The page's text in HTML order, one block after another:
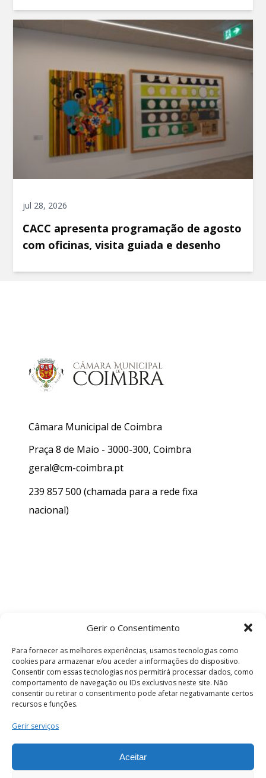
Gerir o Consentimento
Para fornecer as melhores experiências, usamos tecnologias como
cookies para armazenar e/ou aceder a informações do dispositivo.
Consentir com essas tecnologias nos permitirá processar dados, como
comportamento de navegação ou IDs exclusivos neste site. Não
consentir ou retirar o consentimento pode afetar negativamante certos
recursos e funções.
Gerir serviços
Aceitar
jul 28, 2026
CACC apresenta programação de agosto
com oficinas, visita guiada e desenho
Câmara Municipal de Coimbra
Praça 8 de Maio - 3000-300, Coimbra
geral@cm-coimbra.pt
239 857 500 (chamada para a rede fixa
nacional)
Termos e Condições